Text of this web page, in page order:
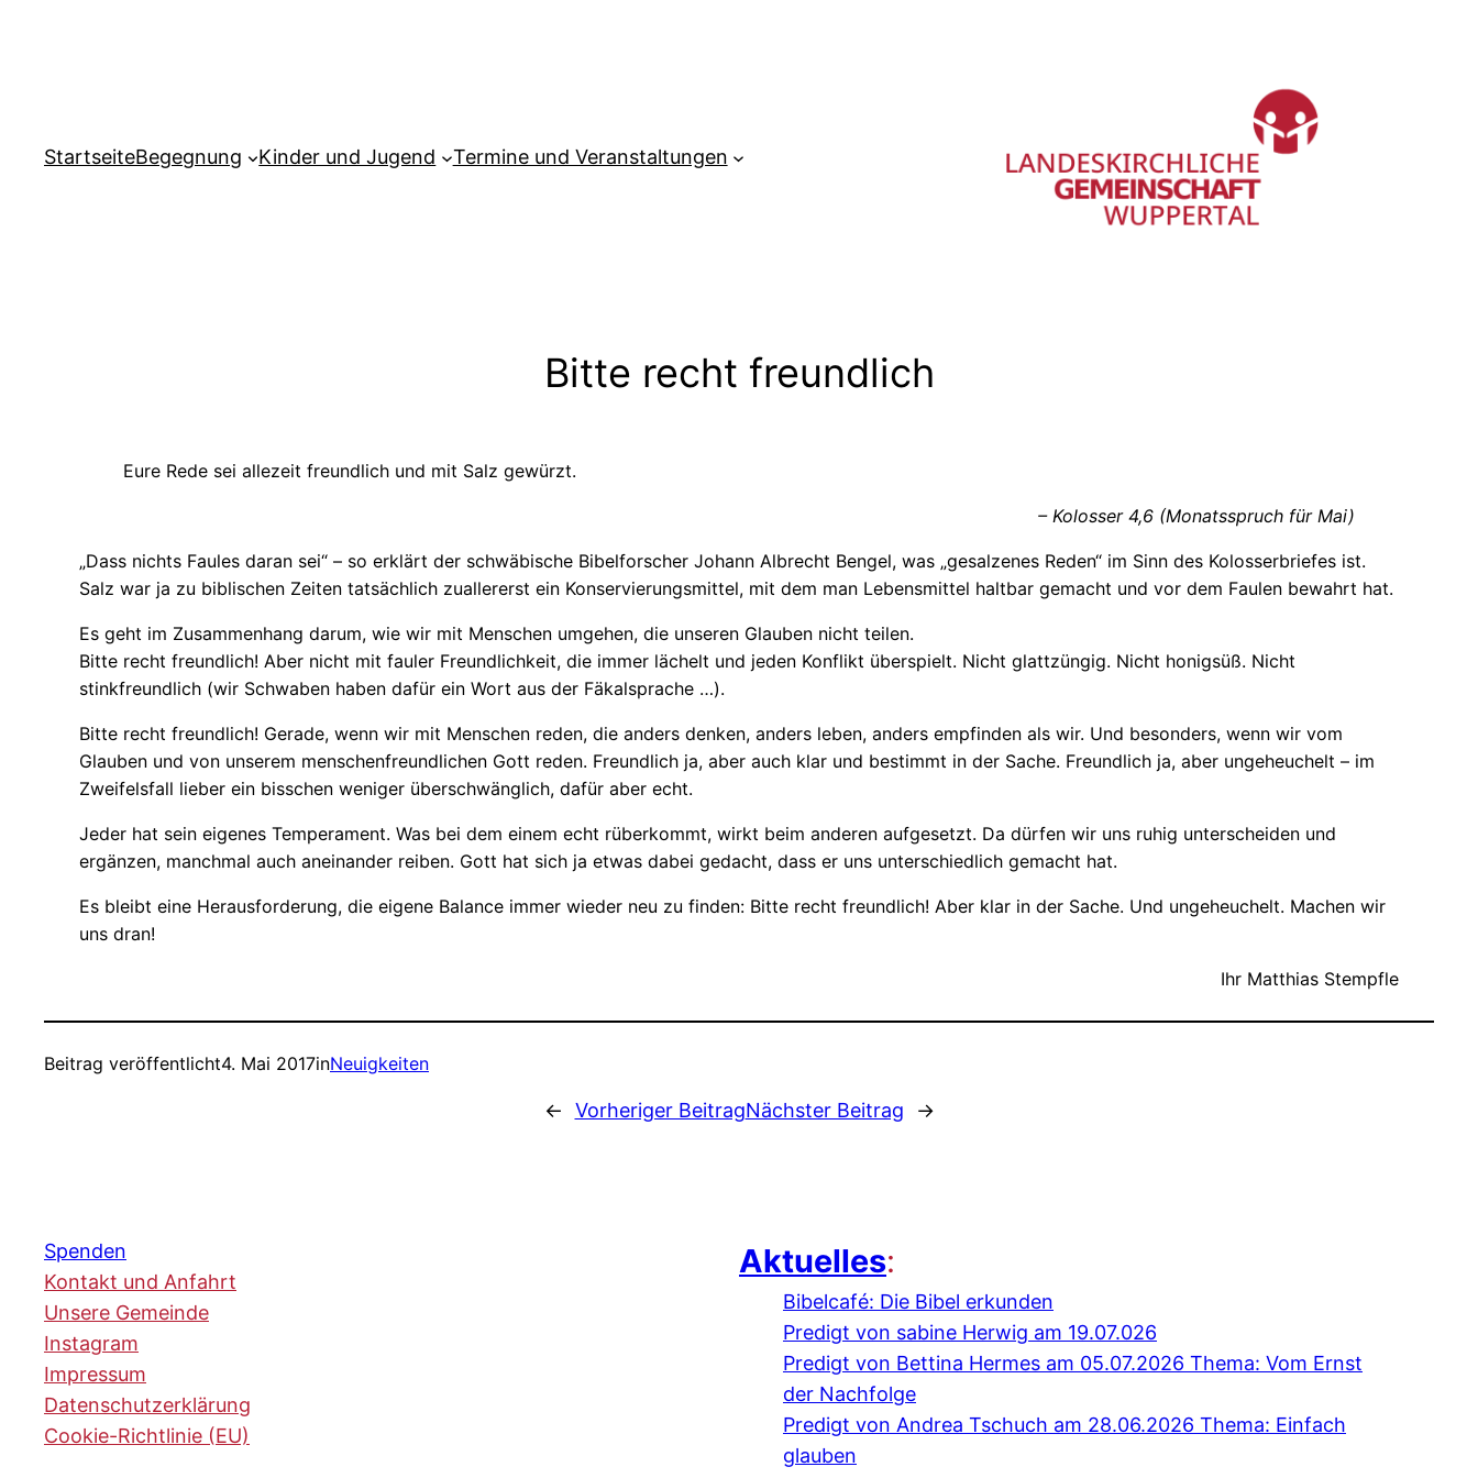
StartseiteBegegnung Kinder und Jugend Termine und Veranstaltungen
Bitte recht freundlich
Eure Rede sei allezeit freundlich und mit Salz gewürzt.
– Kolosser 4,6 (Monatsspruch für Mai)
„Dass nichts Faules daran sei“ – so erklärt der schwäbische Bibelforscher Johann Albrecht Bengel, was „gesalzenes Reden“ im Sinn des Kolosserbriefes ist.
Salz war ja zu biblischen Zeiten tatsächlich zuallererst ein Konservierungsmittel, mit dem man Lebensmittel haltbar gemacht und vor dem Faulen bewahrt hat.
Es geht im Zusammenhang darum, wie wir mit Menschen umgehen, die unseren Glauben nicht teilen.
Bitte recht freundlich! Aber nicht mit fauler Freundlichkeit, die immer lächelt und jeden Konflikt überspielt. Nicht glattzüngig. Nicht honigsüß. Nicht
stinkfreundlich (wir Schwaben haben dafür ein Wort aus der Fäkalsprache …).
Bitte recht freundlich! Gerade, wenn wir mit Menschen reden, die anders denken, anders leben, anders empfinden als wir. Und besonders, wenn wir vom
Glauben und von unserem menschenfreundlichen Gott reden. Freundlich ja, aber auch klar und bestimmt in der Sache. Freundlich ja, aber ungeheuchelt – im
Zweifelsfall lieber ein bisschen weniger überschwänglich, dafür aber echt.
Jeder hat sein eigenes Temperament. Was bei dem einem echt rüberkommt, wirkt beim anderen aufgesetzt. Da dürfen wir uns ruhig unterscheiden und
ergänzen, manchmal auch aneinander reiben. Gott hat sich ja etwas dabei gedacht, dass er uns unterschiedlich gemacht hat.
Es bleibt eine Herausforderung, die eigene Balance immer wieder neu zu finden: Bitte recht freundlich! Aber klar in der Sache. Und ungeheuchelt. Machen wir
uns dran!
Ihr Matthias Stempfle
Beitrag veröffentlicht4. Mai 2017inNeuigkeiten
← Vorheriger BeitragNächster Beitrag →
Spenden
Kontakt und Anfahrt
Unsere Gemeinde
Instagram
Impressum
Datenschutzerklärung
Cookie-Richtlinie (EU)
Aktuelles:
Bibelcafé: Die Bibel erkunden
Predigt von sabine Herwig am 19.07.026
Predigt von Bettina Hermes am 05.07.2026 Thema: Vom Ernst
der Nachfolge
Predigt von Andrea Tschuch am 28.06.2026 Thema: Einfach
glauben